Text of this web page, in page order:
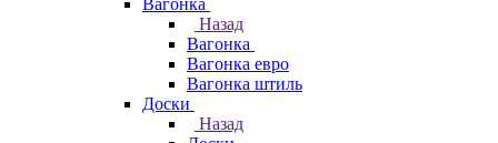
Вагонка
Назад
Вагонка
Вагонка евро
Вагонка штиль
Доски
Назад